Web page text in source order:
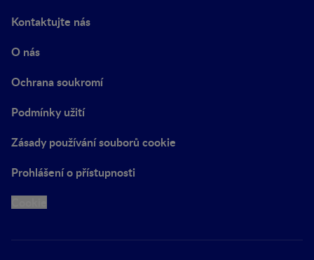
Kontaktujte nás
O nás
Ochrana soukromí
Podmínky užití
Zásady používání souborů cookie
Prohlášení o přístupnosti